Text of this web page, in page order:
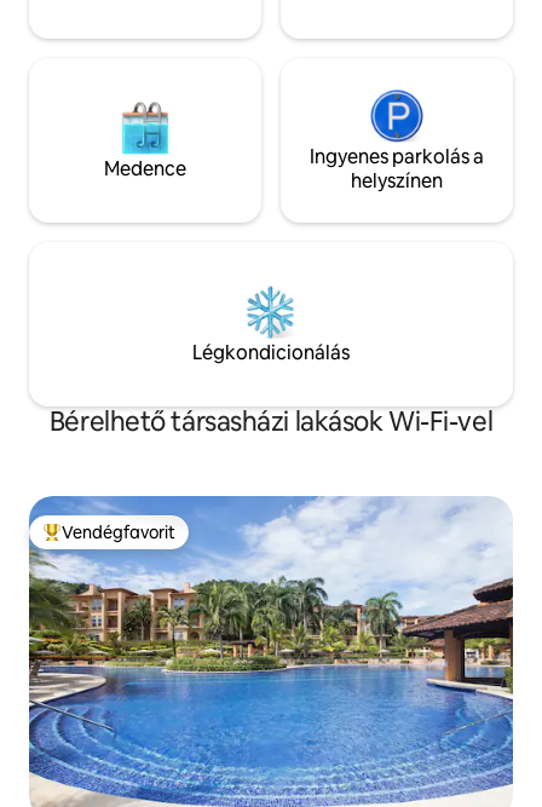
ráhatása.
Kellemes
Medence
Ingyenes parkolás a
helyszínen
Légkondicionálás
Bérelhető társasházi lakások Wi-Fi-vel
Kiemelt vendégfavorit
Vendégfavorit